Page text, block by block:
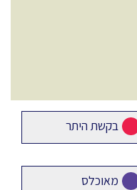
בקשת היתר
מאוכלס